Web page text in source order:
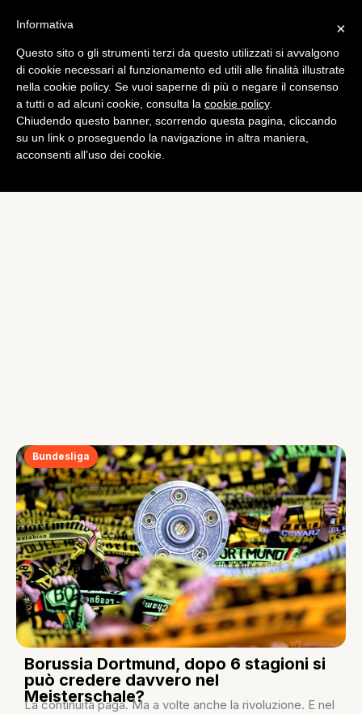
Bundesliga
Borussia Dortmund, dopo 6 stagioni si
può credere davvero nel
Meisterschale?
La continuità paga. Ma a volte anche la rivoluzione. E nel
×
Informativa
Questo sito o gli strumenti terzi da questo utilizzati si avvalgono
di cookie necessari al funzionamento ed utili alle finalità illustrate
nella cookie policy. Se vuoi saperne di più o negare il consenso
a tutti o ad alcuni cookie, consulta la cookie policy.
Chiudendo questo banner, scorrendo questa pagina, cliccando
su un link o proseguendo la navigazione in altra maniera,
acconsenti all’uso dei cookie.